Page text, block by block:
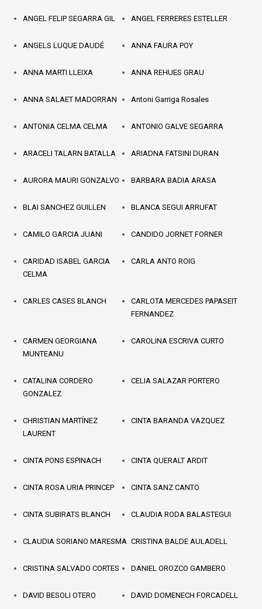
ANGEL FELIP SEGARRA GIL ANGEL FERRERES ESTELLER
ANGELS LUQUE DAUDÉ ANNA FAURA POY
ANNA MARTI LLEIXA ANNA REHUES GRAU
ANNA SALAET MADORRAN Antoni Garriga Rosales
ANTONIA CELMA CELMA ANTONIO GALVE SEGARRA
ARACELI TALARN BATALLA ARIADNA FATSINI DURAN
AURORA MAURI GONZALVO BARBARA BADIA ARASA
BLAI SANCHEZ GUILLEN BLANCA SEGUI ARRUFAT
CAMILO GARCIA JUANI CANDIDO JORNET FORNER
CARIDAD ISABEL GARCIA
CELMA
CARLA ANTO ROIG
CARLES CASES BLANCH
CARLOTA MERCEDES PAPASEIT
FERNANDEZ
CARMEN GEORGIANA
MUNTEANU
CAROLINA ESCRIVA CURTO
CATALINA CORDERO
GONZALEZ
CELIA SALAZAR PORTERO
CHRISTIAN MARTÍNEZ
LAURENT
CINTA BARANDA VAZQUEZ
CINTA PONS ESPINACH CINTA QUERALT ARDIT
CINTA ROSA URIA PRINCEP CINTA SANZ CANTO
CINTA SUBIRATS BLANCH CLAUDIA RODA BALASTEGUI
CLAUDIA SORIANO MARESMA CRISTINA BALDE AULADELL
CRISTINA SALVADO CORTES DANIEL OROZCO GAMBERO
DAVID BESOLI OTERO DAVID DOMENECH FORCADELL